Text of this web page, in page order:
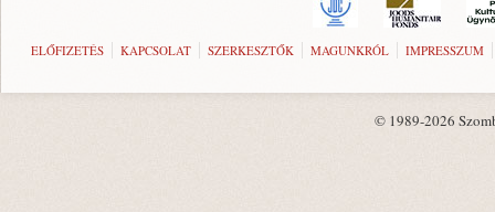
ELŐFIZETÉS KAPCSOLAT SZERKESZTŐK MAGUNKRÓL IMPRESSZUM
© 1989-2026